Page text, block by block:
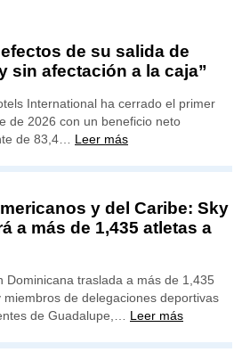
de su salida de
sin afectación a la caja”
International ha cerrado el primer
de 2026 con un beneficio neto
de 83,4… Leer más
y del Caribe: Sky
a más de 1,435 atletas a
Dominicana traslada a más de 1,435
miembros de delegaciones deportivas
de Guadalupe,… Leer más